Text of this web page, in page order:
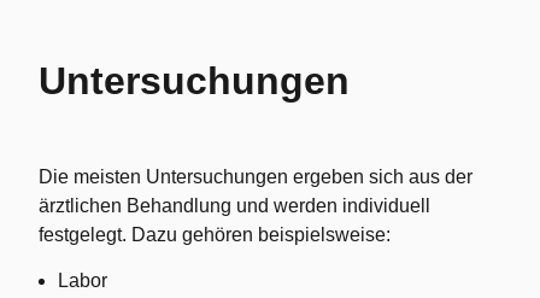
Untersuchungen
Die meisten Untersuchungen ergeben sich aus der
ärztlichen Behandlung und werden individuell
festgelegt. Dazu gehören beispielsweise:
Labor